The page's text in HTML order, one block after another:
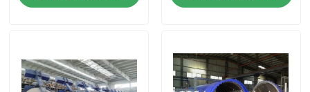
Prodotti